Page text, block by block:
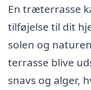
En træterrasse
tilføjelse til dit
solen og
terrasse blive
snavs og alger,